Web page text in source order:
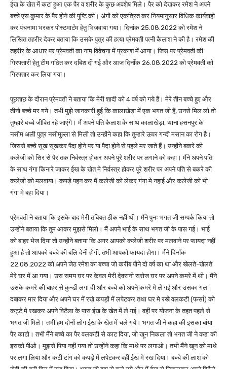
ईख के खेत में कटा हुआ एक पैर व शरीर के कुछ अवशेष मिले। पैर को देखकर रमेश ने अपने
बच्चे एस कुमार के पैर होने की पुष्टि की। अंगों को एकत्रित कर नियमानुसार विधिक कार्यवाही
कर पंचनामा भरकर पोस्टमार्टम हेतु भिजवाया गया। दिनांक 25.08.2022 को रमेश ने
लिखित तहरीर देकर बताया कि उसके पुत्र की हत्या प्रेमवती पत्नी कैलाश ने की है। रमेश की
तहरीर के आधार पर प्रेमवती का नाम विवेचना में प्रकाश में आया। जिस पर प्रेमवती की
गिरफ्तारी हेतु टीम गठित कर दबिश दी गई और आज दिनाँक 26.08.2022 को प्रेमवती को
गिरफ्तार कर लिया गया।
पूछताछ के दौरान प्रेमवती ने बताया कि मेरी शादी को 4 वर्ष को गये हैं। मेरे तीन बच्चे हुए और
तीनो बच्चे मर गये। तभी मुझे जानकारी हुई कि कालाखेड़ा में एक भगत जी हैं, उनसे मिल लो तो
तुम्हारे बच्चे जीवित रहे जाएंगे। मैं अपने पति कैलाश के साथ कालाखेड़ा, थाना हसनपुर के
नसीम अली पुत्र नसीमुल्ला से मिली तो उन्होंने कहा कि तुम्हारे ऊपर गन्दी मसान का रोग है।
जिससे बच्चे सूख सूखकर पैदा होने पर या पैदा होने से पहले मर जाते हैं। उन्होंने बकरे की
कलेजी को सिर से पैर तक निर्वस्त्र होकर अपने पूरे शरीर पर लगाने को कहा। मैंने अपने पति
के साथ गंगा किनारे जाकर ईख के खेत मे निर्वस्त्र होकर पूरे शरीर पर अपने पति से बकरे की
कलेजी को मलवाया। कपड़े पहन कर मैं कलेजी को लेकर गंगा मे नहाई और कलेजी को भी
गंगा मे बहा दिया।
प्रेमवती ने बताया कि इसके बाद मेरी तबियत ठीक नहीं थी। मैंने पुनः भगत जी सम्पर्क किया तो
उन्होंने बताया कि तुम आकर मुझसे मिलो। मैं अपने भाई के साथ भगत जी के पास गई। भाई
को बाहर भेज दिया तो उन्होंने बताया कि अगर आपको कलेजी शरीर पर मलवाने पर फायदा नहीं
हुआ है तो आपको बच्चे की बलि देनी होगी, तभी आपको फायदा होगा। मैंने दिनाँक
22.08.2022 को अपने जेठ रमेश का बच्चा जो करीब पौने दो वर्ष का था और खेलते-खेलते
मेरे घर में आ गया। उस समय घर पर केवल मेरी देवरानी सरोज घर पर अपने कमरे में थी। मैंने
उसके कमरे की बाहर से कुन्डी लगा दी और बच्चे को अपने कमरे मे ले गई और उसका गला
दबाकर मार दिया और अपने घर में रखे कपड़ों में लपेटकर तथा घर मे रखे वलकटी (फर्सा) को
कट्टे मे रखकर अपने विटैला के पास ईख के खेत में ले गई। वहीं पर योजना के तहत पहले से
भगत जी मिले। तभी हम दोनों लोग ईख के खेत में चले गये। भगत जी ने कहा की इसका बांया
पैर काटो। तभी मैंने बच्चे का पैर वलकटी से काट दिया, जो खून निकला तो भगत जी ने कहा की
इसको पीओ। मुझसे पिया नहीं गया तो उन्होंने कहा कि माथे पर लगाओ। तभी मैंने खून को माथे
पर लगा लिया और कटी टांग को कपड़े में लपेटकर वहीं ईख मे रख दिया। बच्चे की लाश को